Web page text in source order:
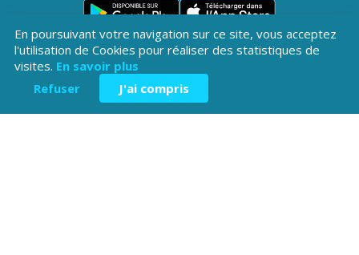
Hôtel du Département
En poursuivant votre navigation sur ce site, vous acceptez
l'utilisation de Cookies pour réaliser des statistiques de
visites. En savoir plus
Refuser
J'ai compris